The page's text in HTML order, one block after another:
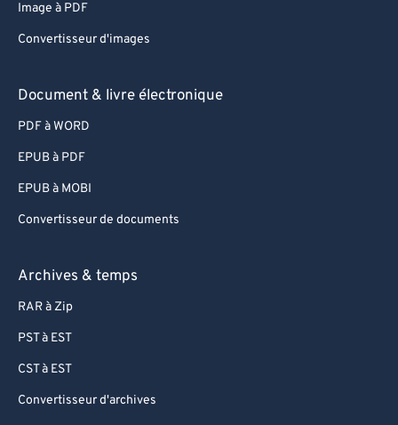
Image à PDF
Convertisseur d'images
Document & livre électronique
PDF à WORD
EPUB à PDF
EPUB à MOBI
Convertisseur de documents
Archives & temps
RAR à Zip
PST à EST
CST à EST
Convertisseur d'archives